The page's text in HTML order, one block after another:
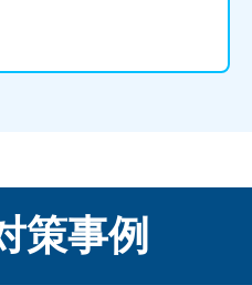
山｜柿の木坂｜片
戸 大鼻｜木戸 新
台｜共和町｜くし
尾｜栄町｜桜｜桜
策事例